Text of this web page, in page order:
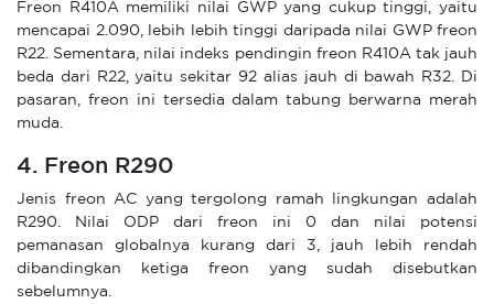
Freon R410A memiliki nilai GWP yang cukup tinggi, yaitu
mencapai 2.090, lebih lebih tinggi daripada nilai GWP freon
R22. Sementara, nilai indeks pendingin freon R410A tak jauh
beda dari R22, yaitu sekitar 92 alias jauh di bawah R32. Di
pasaran, freon ini tersedia dalam tabung berwarna merah
muda.
4. Freon R290
Jenis freon AC yang tergolong ramah lingkungan adalah
R290. Nilai ODP dari freon ini 0 dan nilai potensi
pemanasan globalnya kurang dari 3, jauh lebih rendah
dibandingkan ketiga freon yang sudah disebutkan
sebelumnya.